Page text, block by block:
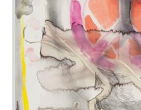
schwarzen Tschador
bleibt ein Umriss, der
Fruchthülle im Nichts
Ohne Titel (Hypermoral)
Phase der größeren
in der die Arbeiten oft